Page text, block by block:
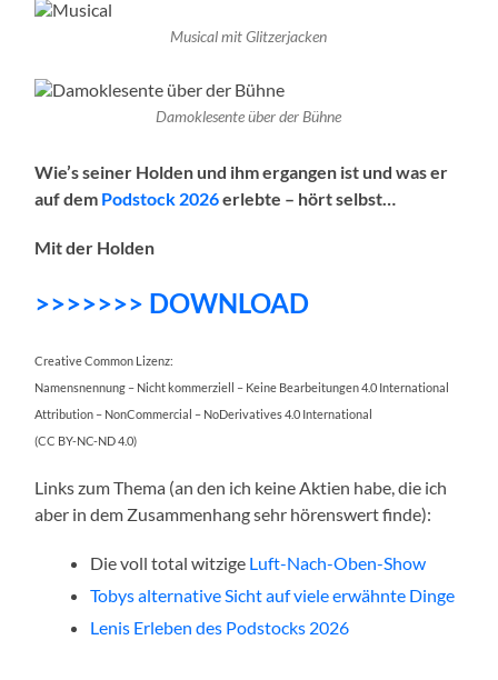
Musical mit Glitzerjacken
Damoklesente über der Bühne
Wie’s seiner Holden und ihm ergangen ist und was er
auf dem Podstock 2026erlebte – hört selbst…
Mit der Holden
>>>>>>> DOWNLOAD
Creative Common Lizenz:
Namensnennung – Nicht kommerziell – Keine Bearbeitungen 4.0 International
Attribution – NonCommercial – NoDerivatives 4.0 International
(CC BY-NC-ND 4.0)
Links zum Thema (an den ich keine Aktien habe, die ich
aber in dem Zusammenhang sehr hörenswert finde):
Die voll total witzige Luft-Nach-Oben-Show
Tobys alternative Sicht auf viele erwähnte Dinge
Lenis Erleben des Podstocks 2026